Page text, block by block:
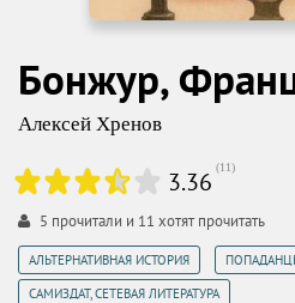
Бонжур,
Алексей Хренов
3.36 (11)
5 прочитали и 11 хотят прочитать
АЛЬТЕРНАТИВНАЯ ИСТОРИЯ
САМИЗДАТ, СЕТЕВАЯ ЛИТЕРАТУРА